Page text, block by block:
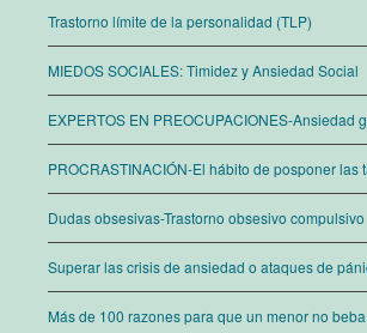
Trastorno límite de la personalidad (TLP)
MIEDOS SOCIALES: Timidez y Ansiedad Social
EXPERTOS EN PREOCUPACIONES-Ansiedad
PROCRASTINACIÓN-El hábito de posponer las
Dudas obsesivas-Trastorno obsesivo compulsivo
Superar las crisis de ansiedad o ataques de
Más de 100 razones para que un menor no